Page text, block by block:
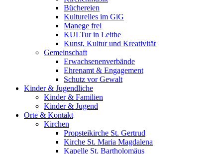
Büchereien
Kulturelles im GiG
Manege frei
KULTur in Leithe
Kunst, Kultur und Kreativität
Gemeinschaft
Erwachsenenverbände
Ehrenamt & Engagement
Schutz vor Gewalt
Kinder & Jugendliche
Kinder & Familien
Kinder & Jugend
Orte & Kontakt
Kirchen
Propsteikirche St. Gertrud
Kirche St. Maria Magdalena
Kapelle St. Bartholomäus